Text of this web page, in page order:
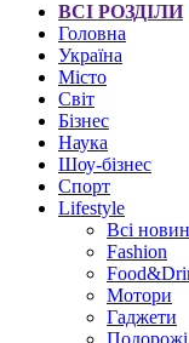
ВСІ РОЗДІЛИ
Головна
Україна
Місто
Світ
Бізнес
Наука
Шоу-бізнес
Спорт
Lifestyle
Всі
Fashion
Мотори
Гаджети
Подорожі